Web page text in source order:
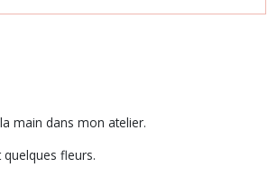
main dans mon atelier.
fleurs.